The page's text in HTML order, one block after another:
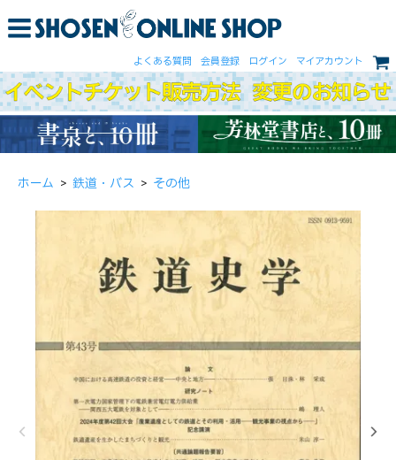
よくある質問 会員登録 ログイン マイアカウント
ホーム > 鉄道・バス > その他